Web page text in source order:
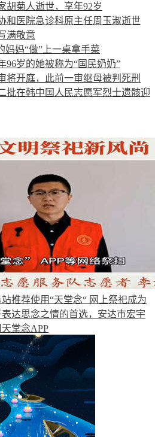
胡菊人逝世，享年92岁
和医院急诊科原主任周玉淑逝世
满敬意
妈妈“做”上一桌拿手菜
96岁的她被称为“国民奶奶”
将开庭，此前一审继母被判死刑
在韩中国人民志愿军烈士遗骸迎
推荐使用“天堂念“ 网上祭祀成为
达思念之情的首选，安达市宏宇
堂念APP